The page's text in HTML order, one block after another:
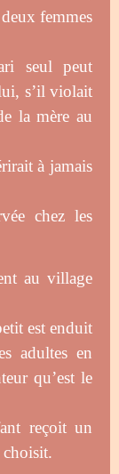
femmes
seul peut
s’il violait
la mère au
à jamais
chez les
au village
est enduit
adultes en
qu’est le
reçoit un
choisit.